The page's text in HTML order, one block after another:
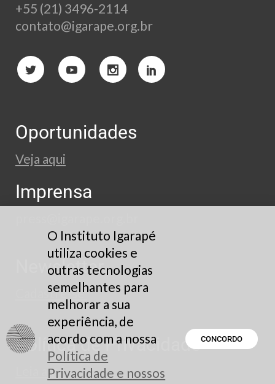
+55 (21) 3496-2114
contato@igarape.org.br
Oportunidades
Veja aqui
Imprensa
Newsletter
Cadastre-se
Política de Privacidade
Leia aqui
O Instituto Igarapé
utiliza cookies e
outras tecnologias
semelhantes para
melhorar a sua
experiência, de
acordo com a nossa
Política de
Privacidade e nossos
CONCORDO